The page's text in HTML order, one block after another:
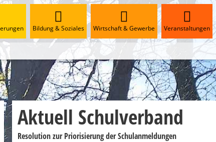
Bildung & Soziales Wirtschaft & Gewerbe Veranstaltungen
Aktuell Schulverband
Resolution zur Priorisierung der Schulanmeldungen